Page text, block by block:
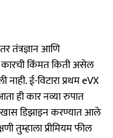
तंत्रज्ञान आणि
कारची किंमत किती असेल
ई-विटारा प्रथम eVX
ही कार नव्या रुपात
डिझाइन करण्यात आले
तुम्हाला प्रीमियम फील